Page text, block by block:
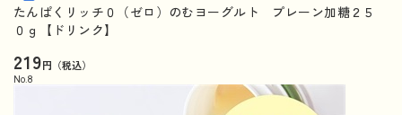
たんぱくリッチ０（ゼロ）のむヨーグルト プレーン加糖２５
０ｇ【ドリンク】
219円（税込）
No. 8